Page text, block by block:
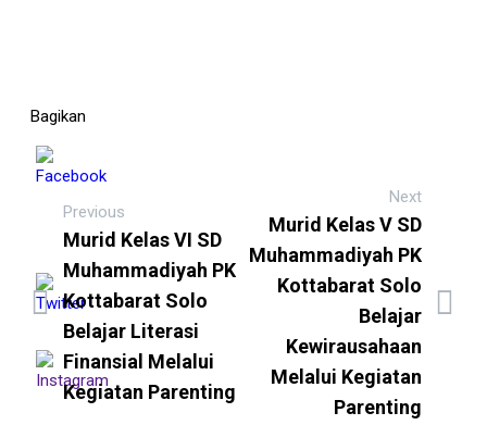
Bagikan
Previous
Murid Kelas VI SD
Muhammadiyah PK
Kottabarat Solo
Belajar Literasi
Finansial Melalui
Kegiatan Parenting
Next
Murid Kelas V SD
Muhammadiyah PK
Kottabarat Solo
Belajar
Kewirausahaan
Melalui Kegiatan
Parenting